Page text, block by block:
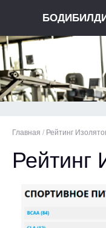
Главная / Рейтинг
Рейтинг